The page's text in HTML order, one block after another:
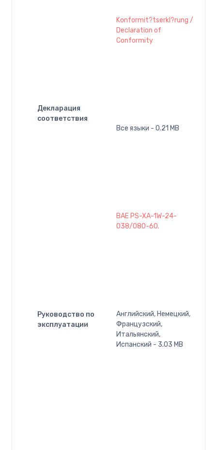
Декларация
соответствия
Konformit?tserkl?rung /
Declaration of
Conformity
Все языки - 0.21 MB
Руководство по
эксплуатации
BAE PS-XA-1W-24-
038/080-60.
Английский, Немецкий,
Французский,
Итальянский,
Испанский - 3.03 MB